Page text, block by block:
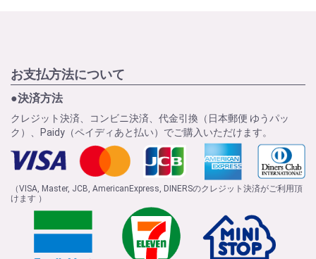
お支払方法について
●決済方法
クレジット決済、コンビニ決済、代金引換（日本郵便 ゆうパッ
ク）、Paidy（ペイディあと払い）でご購入いただけます。
（VISA, Master, JCB, AmericanExpress, DINERSのクレジット決済がご利用頂
けます ）